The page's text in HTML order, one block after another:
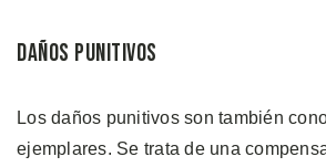
Daños Punitivos
Los daños punitivos son también
ejemplares. Se trata de una